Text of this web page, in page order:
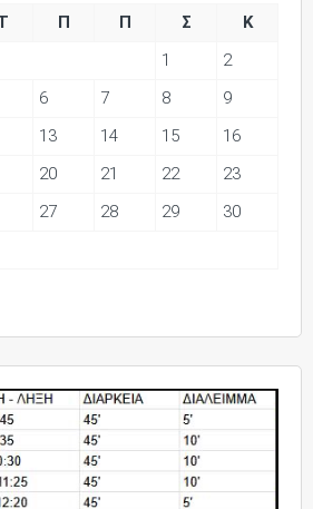
Π Π Σ
Κ
1
2
6 7 8
9
13 14 15
16
20 21 22
23
27 28 29
30